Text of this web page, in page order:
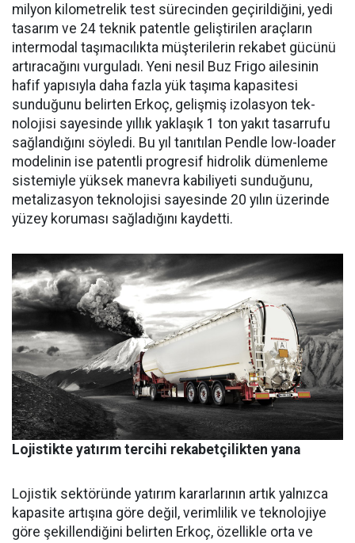
milyon kilomet­relik test sürecinden geçirildiğini, yedi
tasarım ve 24 teknik patentle geliştirilen araçların
intermodal taşımacılıkta müşterilerin reka­bet gücünü
artıracağını vurgula­dı. Yeni nesil Buz Frigo ailesinin
hafif yapısıyla daha fazla yük ta­şıma kapasitesi
sunduğunu belir­ten Erkoç, gelişmiş izolasyon tek­
nolojisi sayesinde yıllık yaklaşık 1 ton yakıt tasarrufu
sağlandığı­nı söyledi. Bu yıl tanıtılan Pendle low-loader
modelinin ise patent­li progresif hidrolik dümenleme
sistemiyle yüksek manevra kabi­liyeti sunduğunu,
metalizasyon teknolojisi sayesinde 20 yılın üze­rinde
yüzey koruması sağladığını kaydetti.
Lojistikte yatırım tercihi rekabetçilikten yana
Lojistik sektöründe yatırım ka­rarlarının artık yalnızca
kapasi­te artışına göre değil, verimlilik ve teknolojiye
göre şekillendiği­ni belirten Erkoç, özellikle orta ve